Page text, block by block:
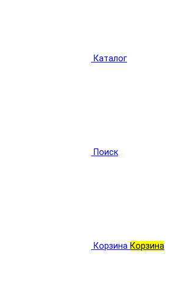
Каталог
Поиск
Корзина Корзина